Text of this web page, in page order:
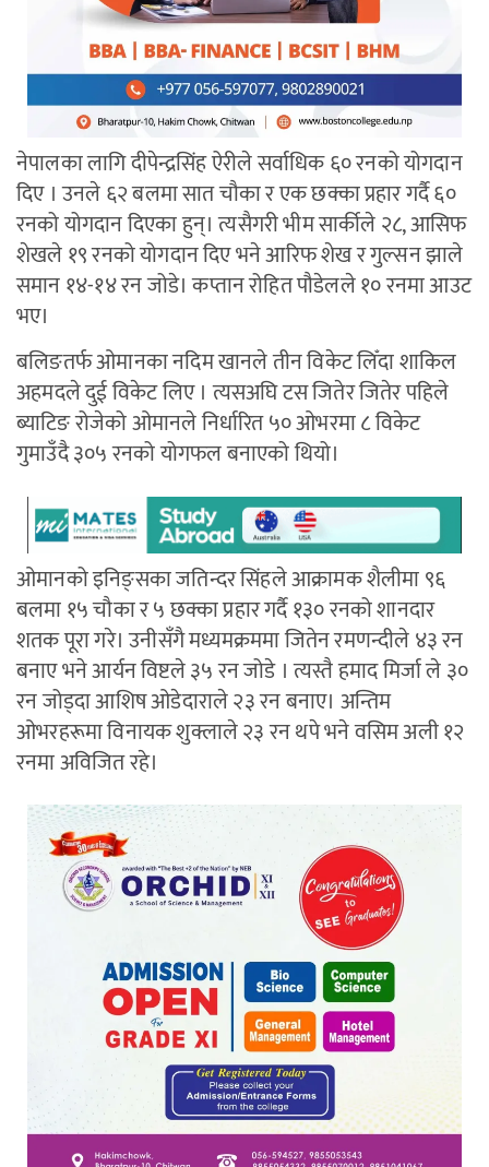
नेपालका लागि दीपेन्द्रसिंह ऐरीले सर्वाधिक ६० रनको योगदान
दिए । उनले ६२ बलमा सात चौका र एक छक्का प्रहार गर्दै ६०
रनको योगदान दिएका हुन्। त्यसैगरी भीम सार्कीले २८, आसिफ
शेखले १९ रनको योगदान दिए भने आरिफ शेख र गुल्सन झाले
समान १४-१४ रन जोडे। कप्तान रोहित पौडेलले १० रनमा आउट
भए।
बलिङतर्फ ओमानका नदिम खानले तीन विकेट लिँदा शाकिल
अहमदले दुई विकेट लिए । त्यसअघि टस जितेर जितेर पहिले
ब्याटिङ रोजेको ओमानले निर्धारित ५० ओभरमा ८ विकेट
गुमाउँदै ३०५ रनको योगफल बनाएको थियो।
ओमानको इनिङ्सका जतिन्दर सिंहले आक्रामक शैलीमा ९६
बलमा १५ चौका र ५ छक्का प्रहार गर्दै १३० रनको शानदार
शतक पूरा गरे। उनीसँगै मध्यमक्रममा जितेन रमणन्दीले ४३ रन
बनाए भने आर्यन विष्टले ३५ रन जोडे । त्यस्तै हमाद मिर्जा ले ३०
रन जोड्दा आशिष ओडेदाराले २३ रन बनाए। अन्तिम
ओभरहरूमा विनायक शुक्लाले २३ रन थपे भने वसिम अली १२
रनमा अविजित रहे।